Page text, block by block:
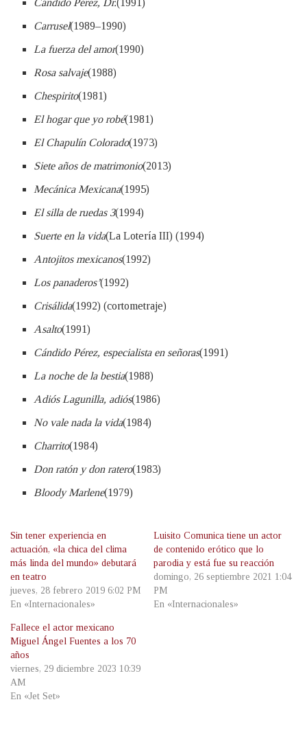
Cándido Pérez, Dr.(1991)
Carrusel(1989–1990)
La fuerza del amor(1990)
Rosa salvaje(1988)
Chespirito(1981)
El hogar que yo robé(1981)
El Chapulín Colorado(1973)
Siete años de matrimonio(2013)
Mecánica Mexicana(1995)
El silla de ruedas 3(1994)
Suerte en la vida(La Lotería III) (1994)
Antojitos mexicanos(1992)
Los panaderos’(1992)
Crisálida(1992) (cortometraje)
Asalto(1991)
Cándido Pérez, especialista en señoras(1991)
La noche de la bestia(1988)
Adiós Lagunilla, adiós(1986)
No vale nada la vida(1984)
Charrito(1984)
Don ratón y don ratero(1983)
Bloody Marlene(1979)
Sin tener experiencia en
actuación, «la chica del clima
más linda del mundo» debutará
en teatro
jueves, 28 febrero 2019 6:02 PM
En «Internacionales»
Luisito Comunica tiene un actor
de contenido erótico que lo
parodia y está fue su reacción
domingo, 26 septiembre 2021 1:04
PM
En «Internacionales»
Fallece el actor mexicano
Miguel Ángel Fuentes a los 70
años
viernes, 29 diciembre 2023 10:39
AM
En «Jet Set»